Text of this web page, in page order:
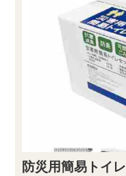
防災用簡易トイ